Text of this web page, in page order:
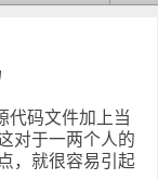
代码文件加上当
对于一两个人的
，就很容易引起